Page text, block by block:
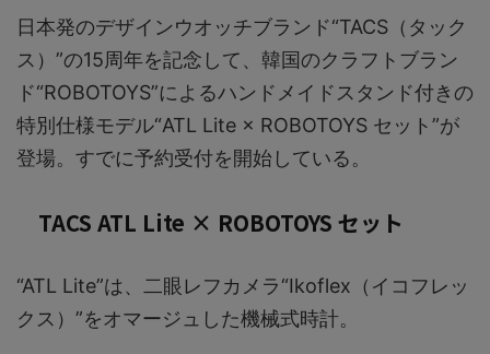
日本発のデザインウオッチブランド“TACS（タック
ス）”の15周年を記念して、韓国のクラフトブラン
ド“ROBOTOYS”によるハンドメイドスタンド付きの
特別仕様モデル“ATL Lite × ROBOTOYS セット”が
登場。すでに予約受付を開始している。
TACS ATL Lite × ROBOTOYS セット
“ATL Lite”は、二眼レフカメラ“Ikoflex（イコフレッ
クス）”をオマージュした機械式時計。